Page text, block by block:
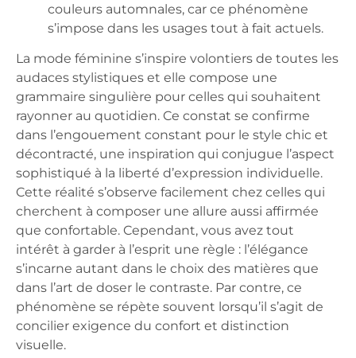
couleurs automnales, car ce phénomène
s’impose dans les usages tout à fait actuels.
La mode féminine s’inspire volontiers de toutes les
audaces stylistiques et elle compose une
grammaire singulière pour celles qui souhaitent
rayonner au quotidien. Ce constat se confirme
dans l’engouement constant pour le style chic et
décontracté, une inspiration qui conjugue l’aspect
sophistiqué à la liberté d’expression individuelle.
Cette réalité s’observe facilement chez celles qui
cherchent à composer une allure aussi affirmée
que confortable. Cependant, vous avez tout
intérêt à garder à l’esprit une règle : l’élégance
s’incarne autant dans le choix des matières que
dans l’art de doser le contraste. Par contre, ce
phénomène se répète souvent lorsqu’il s’agit de
concilier exigence du confort et distinction
visuelle.